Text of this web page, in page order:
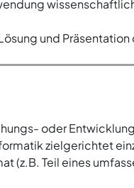
und Präsentation
oder
zielgerichtet
(z.B. Teil eines